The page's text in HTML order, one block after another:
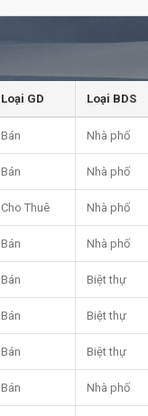
Loại GD Loại BDS
Bán Nhà phố
Bán Nhà phố
Cho Thuê Nhà phố
Bán Nhà phố
Bán Biệt thự
Bán Biệt thự
Bán Biệt thự
Bán Nhà phố